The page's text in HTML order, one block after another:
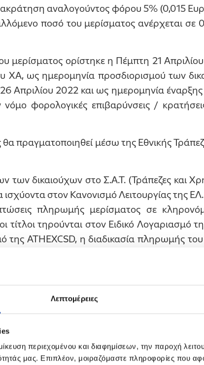
Λεπτομέρειες
περιεχομένου και διαφημίσεων, την παροχή
μας. Επιπλέον, μοιραζόμαστε πληροφορίες που
αναλογούντος φόρου 5% (0,015
ποσό του μερίσματος ανέρχεται
μερίσματος ορίστηκε η Πέμπτη 21
ΧΑ, ως ημερομηνία προσδιορισμού των
Απριλίου 2022 και ως ημερομηνία
φορολογικές επιβαρύνσεις /
πραγματοποιηθεί μέσω της Εθνικής
δικαιούχων στο Σ.Α.Τ. (Τράπεζες και
στον Κανονισμό Λειτουργίας της
πληρωμής μερίσματος σε
τίτλοι τηρούνται στον Ειδικό Λογαριασμό
της ATHEXCSD, η διαδικασία πληρωμής
ενώ μετά την παρέλευση της πενταετίας
οι κ.κ. μέτοχοι μπορούν να
Ανακοινώσεων της Εταιρείας τις